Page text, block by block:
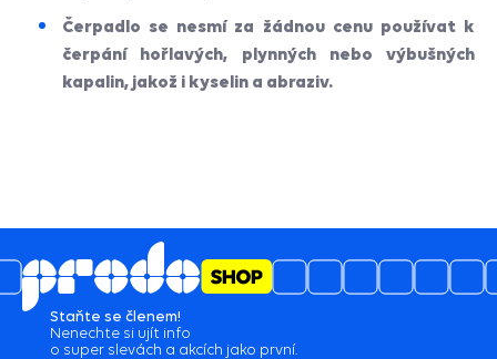
Čerpadlo se nesmí za žádnou cenu používat k
čerpání hořlavých, plynných nebo výbušných
kapalin, jakož i kyselin a abraziv.
Staňte se členem!
Nenechte si ujít info
o super slevách a akcích jako první.